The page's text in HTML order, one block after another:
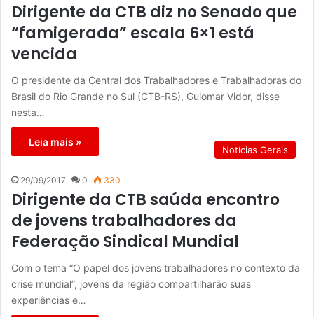
Dirigente da CTB diz no Senado que
“famigerada” escala 6×1 está
vencida
O presidente da Central dos Trabalhadores e Trabalhadoras do
Brasil do Rio Grande no Sul (CTB-RS), Guiomar Vidor, disse
nesta…
Leia mais »
Notícias Gerais
29/09/2017 0 330
Dirigente da CTB saúda encontro
de jovens trabalhadores da
Federação Sindical Mundial
Com o tema “O papel dos jovens trabalhadores no contexto da
crise mundial”, jovens da região compartilharão suas
experiências e…